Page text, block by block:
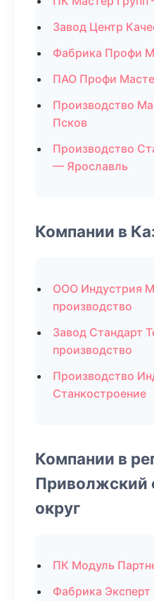
Завод Центр
Фабрика Профи
ПАО Профи
Производство
Псков
Производство
— Ярославль
Компании в
ООО Индустрия
производство
Завод Стандарт
производство
Производство
Станкостроение
Компании в
Приволжский
округ
ПК Модуль
Фабрика